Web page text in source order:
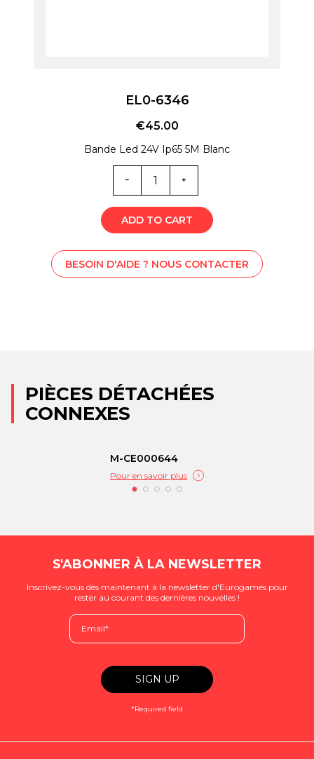
EL0-6346
€45.00
Bande Led 24V Ip65 5M Blanc
Quantité
EL0-
6346
ADD TO CART
BESOIN D'AIDE ? NOUS CONTACTER
PIÈCES DÉTACHÉES
CONNEXES
M-CE000644
Pour en savoir plus
S'ABONNER À LA NEWSLETTER
Inscrivez-vous dès maintenant à la newsletter d'Eurogames pour
rester au courant des dernières nouvelles !
*Required field